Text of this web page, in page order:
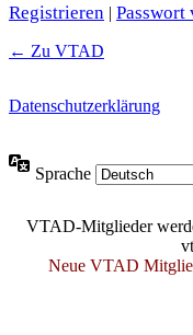
Registrieren | Passwort
← Zu VTAD
Datenschutzerklärung
Sprache
VTAD-Mitglieder
Neue VTAD